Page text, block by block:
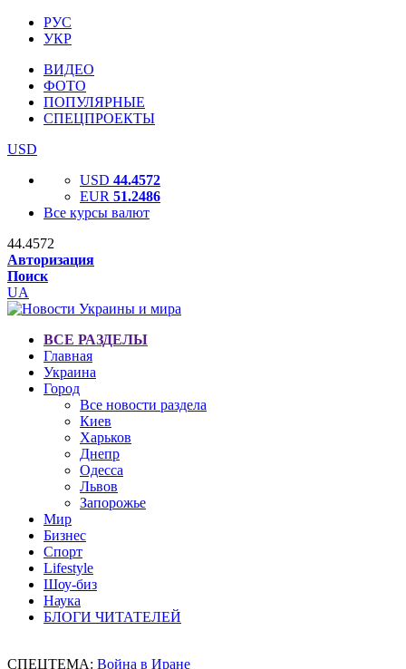
РУС
УКР
ВИДЕО
ФОТО
ПОПУЛЯРНЫЕ
СПЕЦПРОЕКТЫ
USD
USD 44.4572
EUR 51.2486
Все курсы валют
44.4572
Авторизация
Поиск
UA
ВСЕ РАЗДЕЛЫ
Главная
Украина
Город
Все новости раздела
Киев
Харьков
Днепр
Одесса
Львов
Запорожье
Мир
Бизнес
Спорт
Lifestyle
Шоу-биз
Наука
БЛОГИ ЧИТАТЕЛЕЙ
СПЕЦТЕМА: Война в Иране